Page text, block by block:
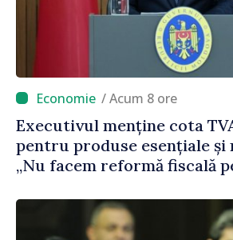
/ Acum 8 ore
Executivul menține cota
pentru produse esențiale și
„Nu facem reformă fiscală